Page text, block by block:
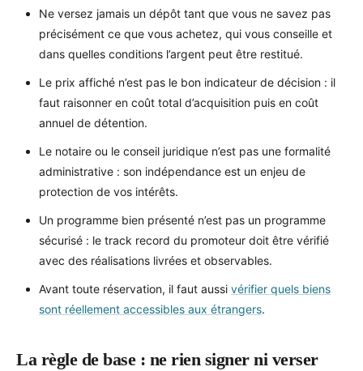
Ne versez jamais un dépôt tant que vous ne savez pas
précisément ce que vous achetez, qui vous conseille et
dans quelles conditions l’argent peut être restitué.
Le prix affiché n’est pas le bon indicateur de décision : il
faut raisonner en coût total d’acquisition puis en coût
annuel de détention.
Le notaire ou le conseil juridique n’est pas une formalité
administrative : son indépendance est un enjeu de
protection de vos intérêts.
Un programme bien présenté n’est pas un programme
sécurisé : le track record du promoteur doit être vérifié
avec des réalisations livrées et observables.
Avant toute réservation, il faut aussi vérifier quels biens
sont réellement accessibles aux étrangers.
La règle de base : ne rien signer ni verser